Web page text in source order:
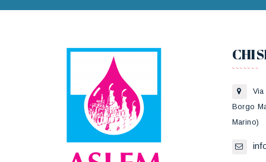
CHI
Borgo
Marino)